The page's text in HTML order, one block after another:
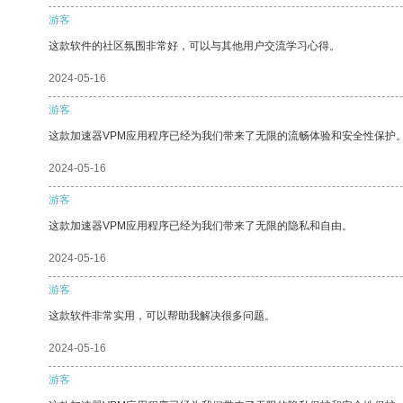
游客
这款软件的社区氛围非常好，可以与其他用户交流学习心得。
2024-05-16
游客
这款加速器VPM应用程序已经为我们带来了无限的流畅体验和安全性保护
2024-05-16
游客
这款加速器VPM应用程序已经为我们带来了无限的隐私和自由。
2024-05-16
游客
这款软件非常实用，可以帮助我解决很多问题。
2024-05-16
游客